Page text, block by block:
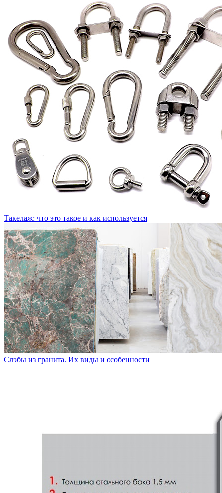
Такелаж: что это такое и как используется
Слэбы из гранита. Их виды и особенности